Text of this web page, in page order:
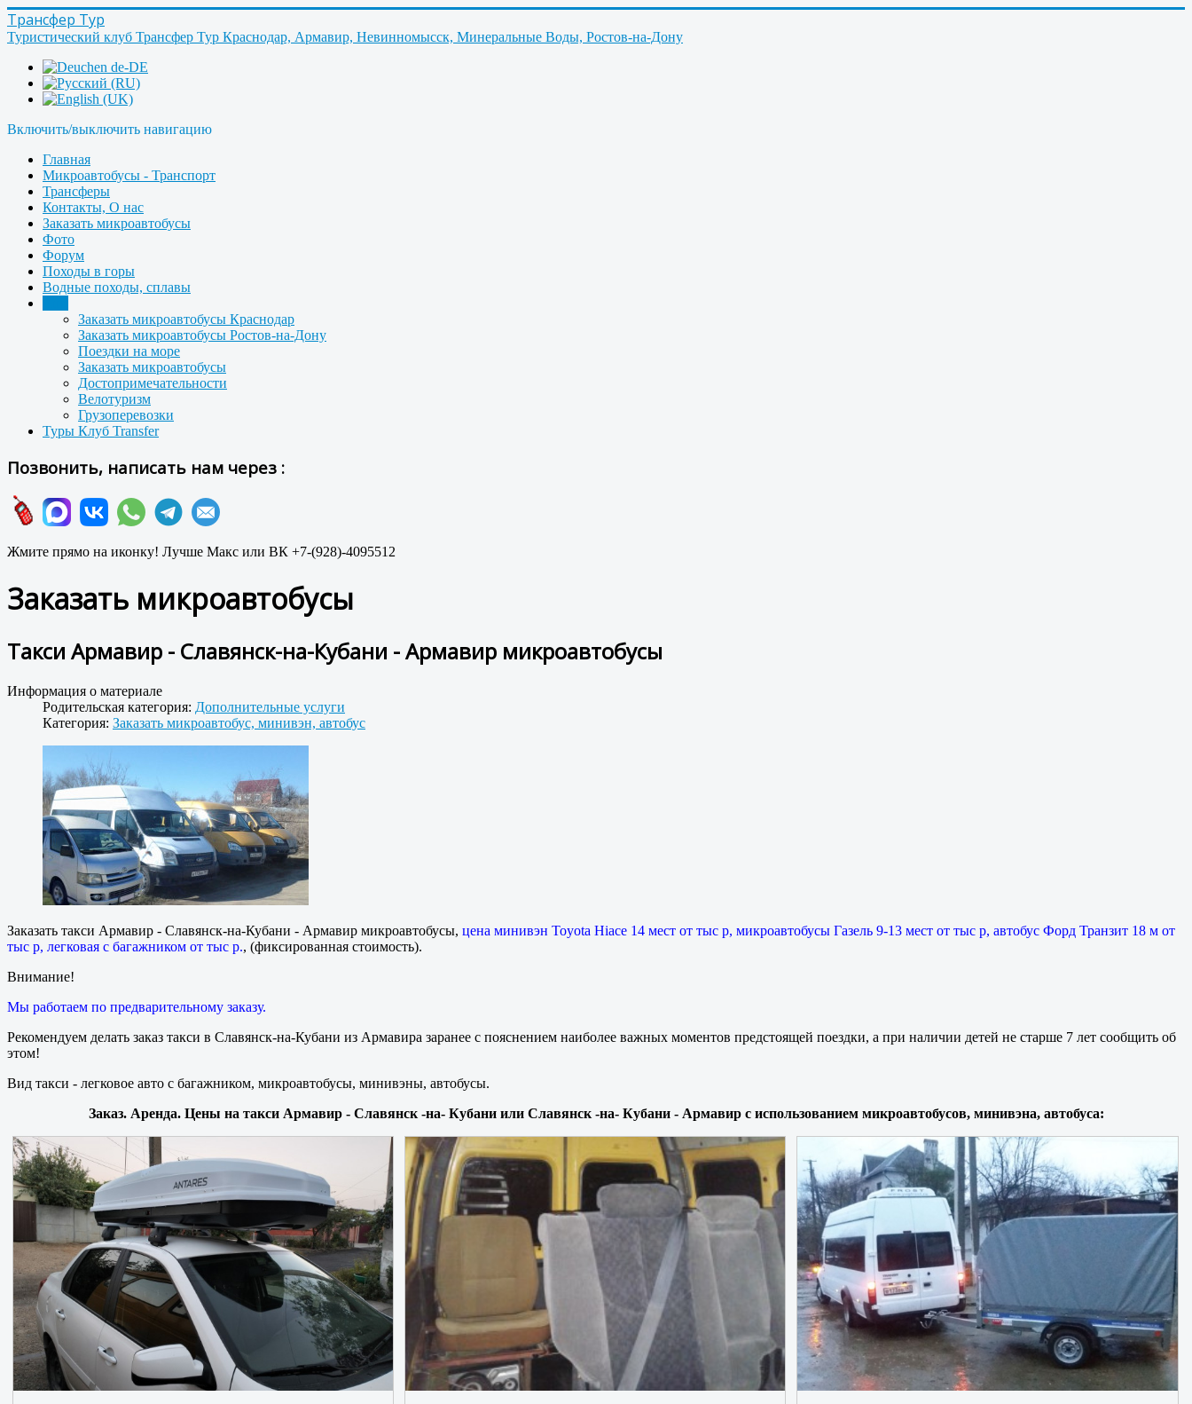
Трансфер Тур
Туристический клуб Трансфер Тур Краснодар, Армавир, Невинномысск, Минеральные Воды, Ростов-на-Дону
Включить/выключить навигацию
Главная
Микроавтобусы - Транспорт
Трансферы
Контакты, О нас
Заказать микроавтобусы
Фото
Форум
Походы в горы
Водные походы, сплавы
Заказать микроавтобусы Краснодар
Заказать микроавтобусы Ростов-на-Дону
Поездки на море
Заказать микроавтобусы
Достопримечательности
Велотуризм
Грузоперевозки
Туры Клуб Transfer
Позвонить, написать нам через :
Жмите прямо на иконку! Лучше Макс или ВК +7-(928)-4095512
Заказать микроавтобусы
Такси Армавир - Славянск-на-Кубани - Армавир микроавтобусы
Информация о материале
Родительская категория: Дополнительные услуги
Категория: Заказать микроавтобус, минивэн, автобус
Заказать такси Армавир - Славянск-на-Кубани - Армавир микроавтобусы, цена минивэн Toyota Hiace 14 мест от тыс р, микроавтобусы Газель 9-13 мест от тыс р, автобус Форд Транзит 18 м от
тыс р, легковая с багажником от тыс р., (фиксированная стоимость).
Внимание!
Мы работаем по предварительному заказу.
Рекомендуем делать заказ такси в Славянск-на-Кубани из Армавира заранее с пояснением наиболее важных моментов предстоящей поездки, а при наличии детей не старше 7 лет сообщить об
этом!
Вид такси - легковое авто с багажником, микроавтобусы, минивэны, автобусы.
Заказ. Аренда. Цены на такси Армавир - Славянск -на- Кубани или Славянск -на- Кубани - Армавир с использованием микроавтобусов, минивэна, автобуса: